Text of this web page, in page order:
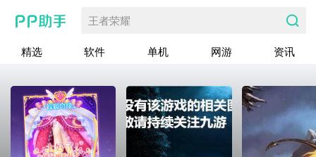
王者荣耀
精选 软件 单机 网游 资讯